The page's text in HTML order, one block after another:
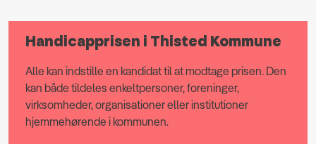
Handicapprisen i Thisted Kommune
Alle kan indstille en kandidat til at modtage prisen. Den
kan både tildeles enkeltpersoner, foreninger,
virksomheder, organisationer eller institutioner
hjemmehørende i kommunen.